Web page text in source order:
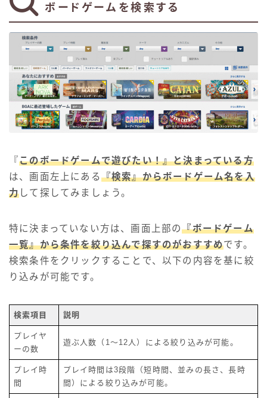
ボードゲームを検索する
『このボードゲームで遊びたい！』と決まっている方
は、画面左上にある『検索』からボードゲーム名を入
力 して探してみましょう。
特に決まっていない方は、画面上部の『ボードゲーム
一覧』から条件を絞り込んで探すのがおすすめです。
検索条件をクリックすることで、以下の内容を基に絞
り込みが可能です。
検索項目 説明
プレイヤ
ーの数
遊ぶ人数（1～12人）による絞り込みが可能。
プレイ時
間
プレイ時間は3段階（短時間、並みの長さ、長時
間）による絞り込みが可能。